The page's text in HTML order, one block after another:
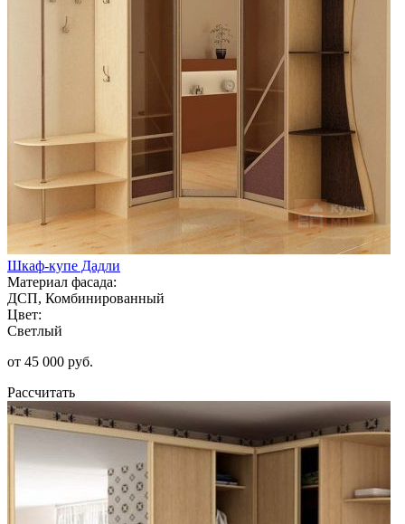
Шкаф-купе Дадли
Материал фасада:
ДСП, Комбинированный
Цвет:
Светлый
от 45 000 руб.
Рассчитать